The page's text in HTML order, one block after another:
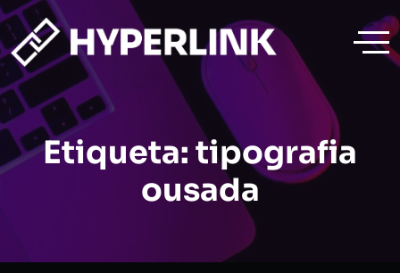
Etiqueta: tipografia
ousada